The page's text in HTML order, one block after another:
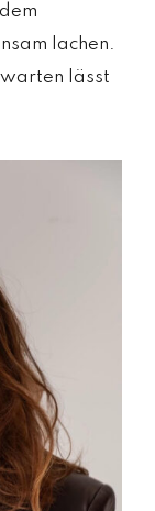
lachen.
warten lässt